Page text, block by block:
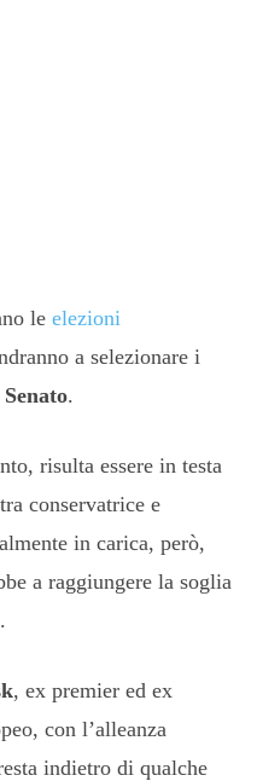
le elezioni
a selezionare i
.
risulta essere in testa
conservatrice e
in carica, però,
a raggiungere la soglia
, ex premier ed ex
con l’alleanza
indietro di qualche